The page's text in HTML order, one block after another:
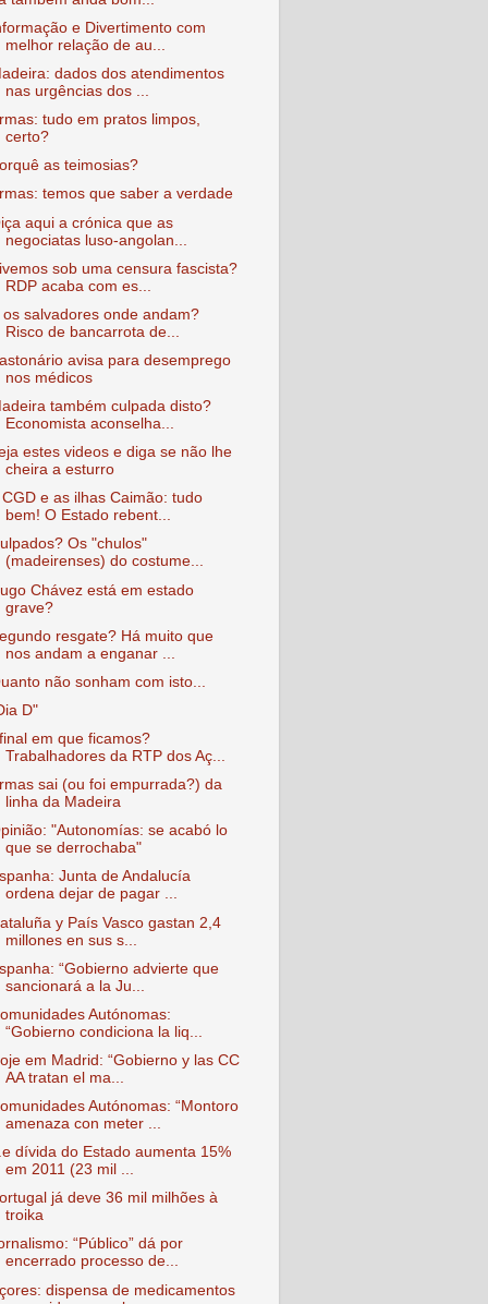
e Divertimento com
melhor relação de au...
dados dos atendimentos
nas urgências dos ...
tudo em pratos limpos,
certo?
as teimosias?
temos que saber a verdade
aqui a crónica que as
negociatas luso-angolan...
sob uma censura fascista?
RDP acaba com es...
os salvadores onde andam?
Risco de bancarrota de...
avisa para desemprego
nos médicos
também culpada disto?
Economista aconselha...
estes videos e diga se não lhe
cheira a esturro
CGD e as ilhas Caimão: tudo
bem! O Estado rebent...
Os "chulos"
(madeirenses) do costume...
Chávez está em estado
grave?
resgate? Há muito que
nos andam a enganar ...
não sonham com isto...
D"
em que ficamos?
Trabalhadores da RTP dos Aç...
sai (ou foi empurrada?) da
linha da Madeira
"Autonomías: se acabó lo
que se derrochaba"
Junta de Andalucía
ordena dejar de pagar ...
y País Vasco gastan 2,4
millones en sus s...
“Gobierno advierte que
sancionará a la Ju...
Autónomas:
“Gobierno condiciona la liq...
em Madrid: “Gobierno y las CC
AA tratan el ma...
Autónomas: “Montoro
amenaza con meter ...
dívida do Estado aumenta 15%
em 2011 (23 mil ...
já deve 36 mil milhões à
troika
“Público” dá por
encerrado processo de...
dispensa de medicamentos